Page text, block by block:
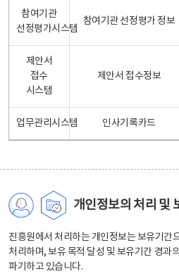
참여기관
선정평가시스템
참여기관 선정평가 정보
제안서
접수
시스템
제안서 접수정보
업무관리시스템 인사기록카드
개인정보의 처리 및
진흥원에서 처리하는 개인정보는 보유기간
처리하며, 보유 목적 달성 및 보유기간 경과
파기하고 있습니다.